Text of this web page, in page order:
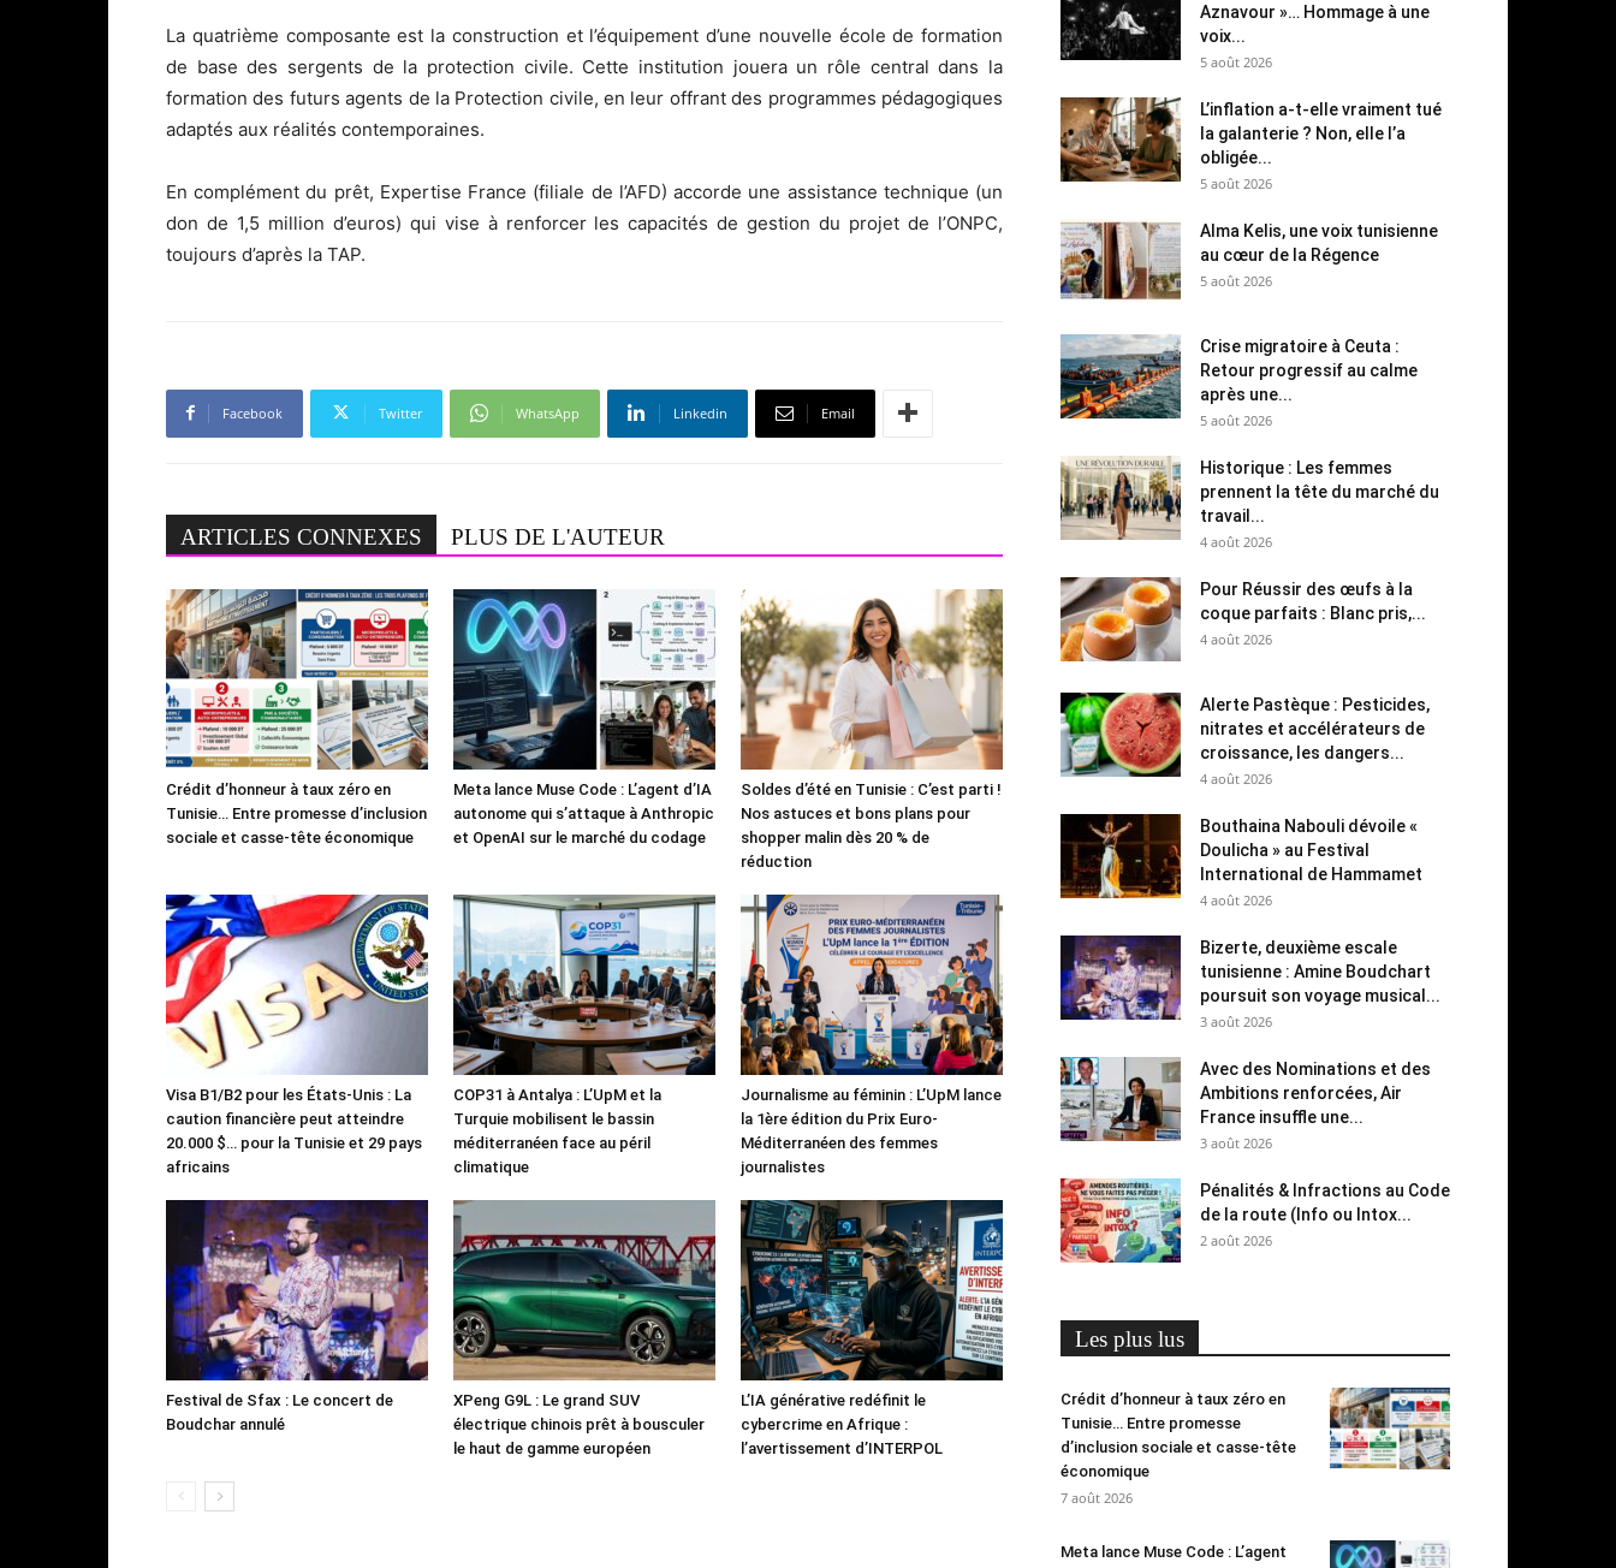
La quatrième composante est la construction et l’équipement d’une nouvelle école de formation
de base des sergents de la protection civile. Cette institution jouera un rôle central dans la
formation des futurs agents de la Protection civile, en leur offrant des programmes pédagogiques
adaptés aux réalités contemporaines.
En complément du prêt, Expertise France (filiale de l’AFD) accorde une assistance technique (un
don de 1,5 million d’euros) qui vise à renforcer les capacités de gestion du projet de l’ONPC,
toujours d’après la TAP.
Facebook Twitter WhatsApp Linkedin Email
ARTICLES CONNEXES PLUS DE L'AUTEUR
Crédit d’honneur à taux zéro en
Tunisie… Entre promesse d’inclusion
sociale et casse-tête économique
Meta lance Muse Code : L’agent d’IA
autonome qui s’attaque à Anthropic
et OpenAI sur le marché du codage
Soldes d’été en Tunisie : C’est parti !
Nos astuces et bons plans pour
shopper malin dès 20 % de
réduction
Visa B1/B2 pour les États-Unis : La
caution financière peut atteindre
20.000 $… pour la Tunisie et 29 pays
africains
COP31 à Antalya : L’UpM et la
Turquie mobilisent le bassin
méditerranéen face au péril
climatique
Journalisme au féminin : L’UpM lance
la 1ère édition du Prix Euro-
Méditerranéen des femmes
journalistes
Festival de Sfax : Le concert de
Boudchar annulé
XPeng G9L : Le grand SUV
électrique chinois prêt à bousculer
le haut de gamme européen
L’IA générative redéfinit le
cybercrime en Afrique :
l’avertissement d’INTERPOL
Aznavour »… Hommage à une
voix...
5 août 2026
L’inflation a-t-elle vraiment tué
la galanterie ? Non, elle l’a
obligée...
5 août 2026
Alma Kelis, une voix tunisienne
au cœur de la Régence
5 août 2026
Crise migratoire à Ceuta :
Retour progressif au calme
après une...
5 août 2026
Historique : Les femmes
prennent la tête du marché du
travail...
4 août 2026
Pour Réussir des œufs à la
coque parfaits : Blanc pris,...
4 août 2026
Alerte Pastèque : Pesticides,
nitrates et accélérateurs de
croissance, les dangers...
4 août 2026
Bouthaina Nabouli dévoile «
Doulicha » au Festival
International de Hammamet
4 août 2026
Bizerte, deuxième escale
tunisienne : Amine Boudchart
poursuit son voyage musical...
3 août 2026
Avec des Nominations et des
Ambitions renforcées, Air
France insuffle une...
3 août 2026
Pénalités & Infractions au Code
de la route (Info ou Intox...
2 août 2026
Les plus lus
Crédit d’honneur à taux zéro en
Tunisie… Entre promesse
d’inclusion sociale et casse-tête
économique
7 août 2026
Meta lance Muse Code : L’agent